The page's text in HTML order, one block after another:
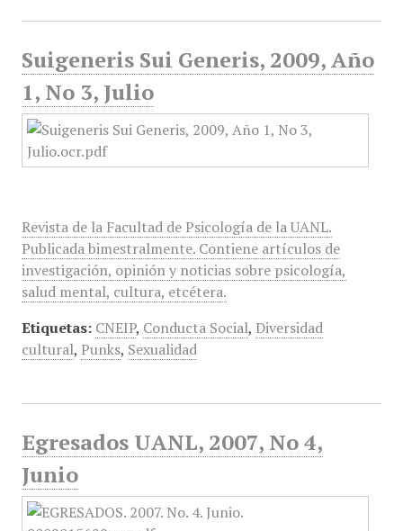
Suigeneris Sui Generis, 2009, Año
1, No 3, Julio
Revista de la Facultad de Psicología de la UANL.
Publicada bimestralmente. Contiene artículos de
investigación, opinión y noticias sobre psicología,
salud mental, cultura, etcétera.
Etiquetas: CNEIP, Conducta Social, Diversidad
cultural, Punks, Sexualidad
Egresados UANL, 2007, No 4,
Junio